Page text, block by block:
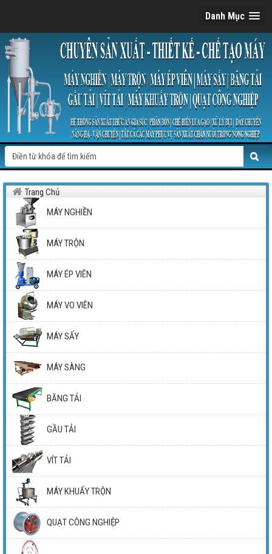
Danh Mục
Trang Chủ
MÁY NGHIỀN
MÁY TRỘN
MÁY ÉP VIÊN
MÁY VO VIÊN
MÁY SẤY
MÁY SÀNG
BĂNG TẢI
GẦU TẢI
VÍT TẢI
MÁY KHUẤY TRỘN
QUẠT CÔNG NGHIỆP